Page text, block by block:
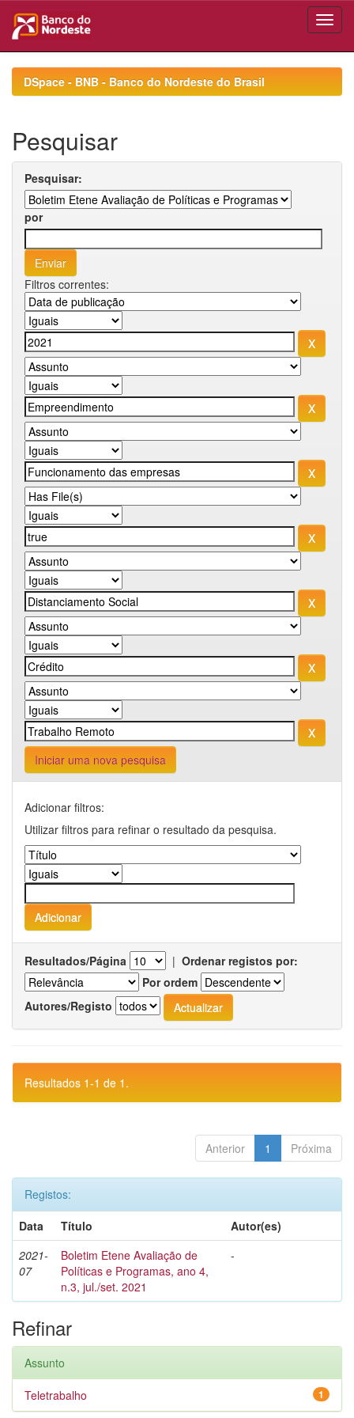
navigationDSpace - BNB - Banco do Nordeste do Brasil
Pesquisar
Pesquisar:
por
Filtros correntes:
Iniciar uma nova pesquisa
Adicionar filtros:
Utilizar filtros para refinar o resultado da pesquisa.
Resultados/Página | Ordenar registos por:
Por ordem
Autores/Registo
Resultados 1-1 de 1.
Anterior 1 Próxima
Registos:
Data
Título
Autor(es)
2021-
07
Boletim Etene Avaliação de
Políticas e Programas, ano 4,
n.3, jul./set. 2021
-
Refinar
Assunto
1
Teletrabalho